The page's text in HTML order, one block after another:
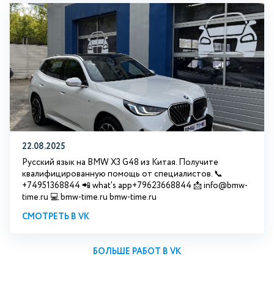
22.08.2025
Русский язык на BMW X3 G48 из Китая. Получите
квалифицированную помощь от специалистов. 📞
+74951368844 📲 what's app+79623668844 📩 info@bmw-
time.ru 💻 bmw-time.ru bmw-time.ru
СМОТРЕТЬ В VK
БОЛЬШЕ РАБОТ В VK